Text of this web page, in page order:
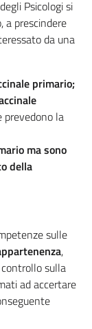
Psicologi si
a prescindere
da una
primario;
prevedono la
ma sono
della
sulle
,
sulla
ad accertare